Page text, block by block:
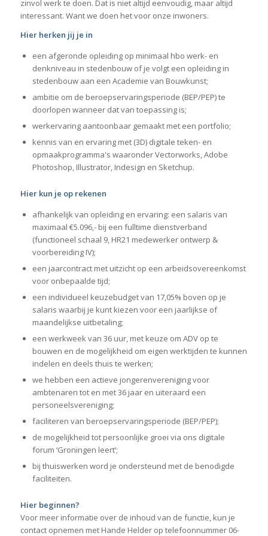
zinvol werk te doen. Dat is niet altijd eenvoudig, maar altijd
interessant. Want we doen het voor onze inwoners.
Hier herken jij je in
een afgeronde opleiding op minimaal hbo werk- en
denkniveau in stedenbouw of je volgt een opleiding in
stedenbouw aan een Academie van Bouwkunst;
ambitie om de beroepservaringsperiode (BEP/PEP) te
doorlopen wanneer dat van toepassing is;
werkervaring aantoonbaar gemaakt met een portfolio;
kennis van en ervaring met (3D) digitale teken- en
opmaakprogramma's waaronder Vectorworks, Adobe
Photoshop, Illustrator, Indesign en Sketchup.
Hier kun je op rekenen
afhankelijk van opleiding en ervaring: een salaris van
maximaal €5.096,- bij een fulltime dienstverband
(functioneel schaal 9, HR21 medewerker ontwerp &
voorbereiding IV);
een jaarcontract met uitzicht op een arbeidsovereenkomst
voor onbepaalde tijd;
een individueel keuzebudget van 17,05% boven op je
salaris waarbij je kunt kiezen voor een jaarlijkse of
maandelijkse uitbetaling;
een werkweek van 36 uur, met keuze om ADV op te
bouwen en de mogelijkheid om eigen werktijden te kunnen
indelen en deels thuis te werken;
we hebben een actieve jongerenvereniging voor
ambtenaren tot en met 36 jaar en uiteraard een
personeelsvereniging;
faciliteren van beroepservaringsperiode (BEP/PEP);
de mogelijkheid tot persoonlijke groei via ons digitale
forum ‘Groningen leert’;
bij thuiswerken word je ondersteund met de benodigde
faciliteiten.
Hier beginnen?
Voor meer informatie over de inhoud van de functie, kun je
contact opnemen met Hande Helder op telefoonnummer 06-